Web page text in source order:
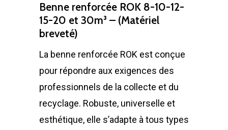
Benne renforcée ROK 8-10-12-
15-20 et 30m³ – (Matériel
breveté)
La benne renforcée ROK est conçue
pour répondre aux exigences des
professionnels de la collecte et du
recyclage. Robuste, universelle et
esthétique, elle s’adapte à tous types